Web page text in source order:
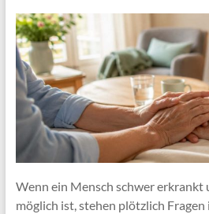
Wenn ein Mensch schwer erkrankt
möglich ist, stehen plötzlich Fragen